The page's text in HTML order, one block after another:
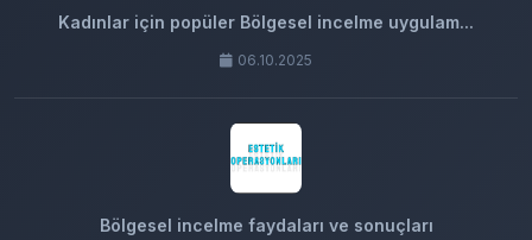
Kadınlar için popüler Bölgesel incelme uygulam...
06.10.2025
Bölgesel incelme faydaları ve sonuçları